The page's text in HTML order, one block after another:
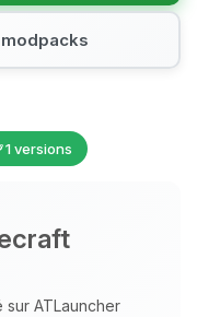
1 versions
ATLauncher